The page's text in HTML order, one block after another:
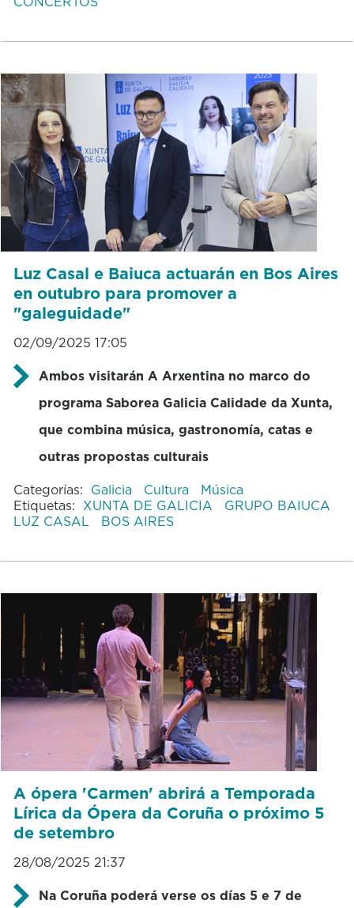
Luz Casal e Baiuca actuarán en Bos Aires
en outubro para promover a
"galeguidade"
02/09/2025 17:05
Ambos visitarán A Arxentina no marco do
programa Saborea Galicia Calidade da Xunta,
que combina música, gastronomía, catas e
outras propostas culturais
Categorías: Galicia Cultura
Música
Etiquetas: XUNTA DE GALICIA
GRUPO BAIUCA
LUZ CASAL
BOS AIRES
A ópera 'Carmen' abrirá a Temporada
Lírica da Ópera da Coruña o próximo 5
de setembro
28/08/2025 21:37
Na Coruña poderá verse os días 5 e 7 de